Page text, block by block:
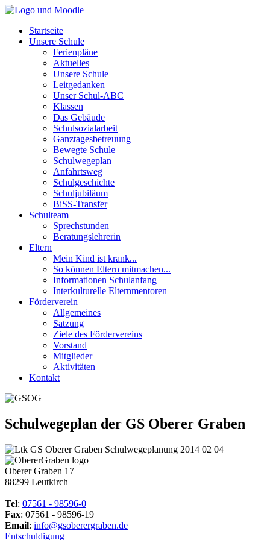
Startseite
Unsere Schule
Ferienpläne
Aktuelles
Unsere Schule
Leitgedanken
Unser Schul-ABC
Klassen
Das Gebäude
Schulsozialarbeit
Ganztagesbetreuung
Bewegte Schule
Schulwegeplan
Anfahrtsweg
Schulgeschichte
Schuljubiläum
BiSS-Transfer
Schulteam
Sprechstunden
Beratungslehrerin
Eltern
Mein Kind ist krank...
So können Eltern mitmachen...
Informationen Schulanfang
Interkulturelle Elternmentoren
Förderverein
Allgemeines
Satzung
Ziele des Fördervereins
Vorstand
Mitglieder
Aktivitäten
Kontakt
Schulwegeplan der GS Oberer Graben
Oberer Graben 17
88299 Leutkirch
Tel: 07561 - 98596-0
Fax: 07561 - 98596-19
Email: info@gsoberergraben.de
Entschuldigung